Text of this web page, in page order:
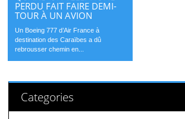
PERDU FAIT FAIRE DEMI-
TOUR À UN AVION
Un Boeing 777 d’Air France à
destination des Caraïbes a dû
rebrousser chemin en...
Categories